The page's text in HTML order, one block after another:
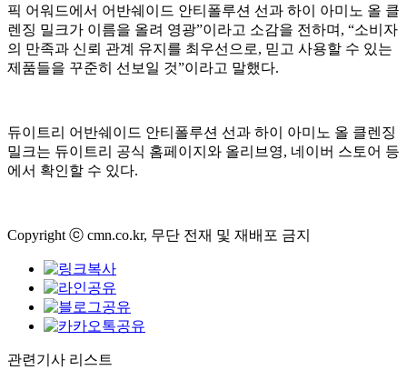
픽 어워드에서 어반쉐이드 안티폴루션 선과 하이 아미노 올 클
렌징 밀크가 이름을 올려 영광”이라고 소감을 전하며, “소비자
의 만족과 신뢰 관계 유지를 최우선으로, 믿고 사용할 수 있는
제품들을 꾸준히 선보일 것”이라고 말했다.
듀이트리 어반쉐이드 안티폴루션 선과 하이 아미노 올 클렌징
밀크는 듀이트리 공식 홈페이지와 올리브영, 네이버 스토어 등
에서 확인할 수 있다.
Copyright ⓒ cmn.co.kr, 무단 전재 및 재배포 금지
관련기사 리스트